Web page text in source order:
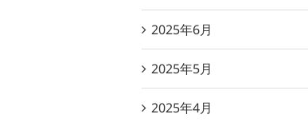
2025年6月
2025年5月
2025年4月